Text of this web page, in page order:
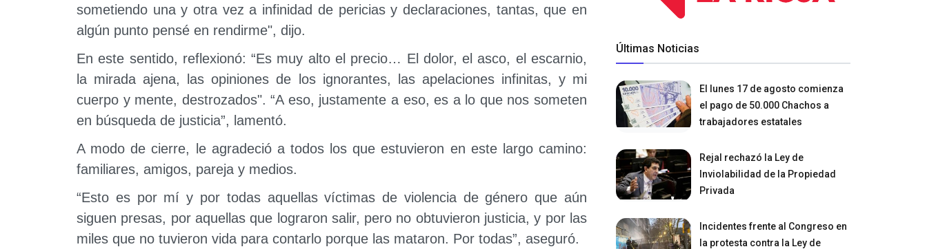
sometiendo una y otra vez a infinidad de pericias y declaraciones, tantas, que en
algún punto pensé en rendirme", dijo.
En este sentido, reflexionó: “Es muy alto el precio… El dolor, el asco, el escarnio,
la mirada ajena, las opiniones de los ignorantes, las apelaciones infinitas, y mi
cuerpo y mente, destrozados". “A eso, justamente a eso, es a lo que nos someten
en búsqueda de justicia”, lamentó.
A modo de cierre, le agradeció a todos los que estuvieron en este largo camino:
familiares, amigos, pareja y medios.
“Esto es por mí y por todas aquellas víctimas de violencia de género que aún
siguen presas, por aquellas que lograron salir, pero no obtuvieron justicia, y por las
miles que no tuvieron vida para contarlo porque las mataron. Por todas”, aseguró.
Últimas Noticias
El lunes 17 de agosto comienza
el pago de 50.000 Chachos a
trabajadores estatales
Rejal rechazó la Ley de
Inviolabilidad de la Propiedad
Privada
Incidentes frente al Congreso en
la protesta contra la Ley de